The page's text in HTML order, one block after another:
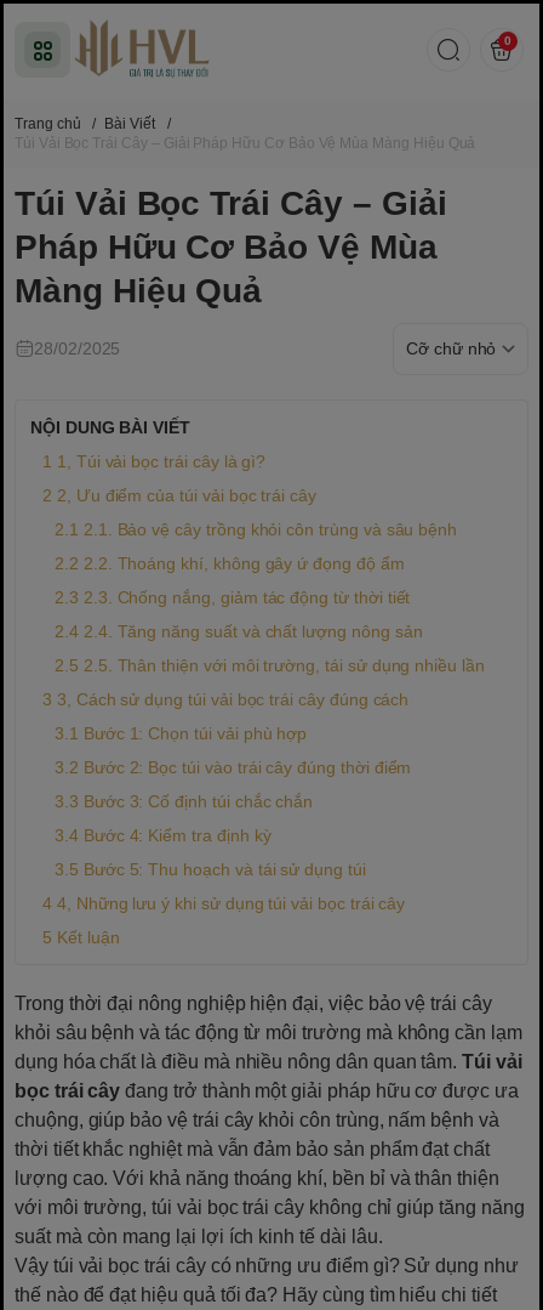
0
Trang chủ / Bài Viết
/
Túi Vải Bọc Trái Cây – Giải Pháp Hữu Cơ Bảo Vệ Mùa Màng Hiệu Quả
Túi Vải Bọc Trái Cây – Giải
Pháp Hữu Cơ Bảo Vệ Mùa
Màng Hiệu Quả
28/02/2025
NỘI DUNG BÀI VIẾT
1, Túi vải bọc trái cây là gì?
2, Ưu điểm của túi vải bọc trái cây
2.1. Bảo vệ cây trồng khỏi côn trùng và sâu bệnh
2.2. Thoáng khí, không gây ứ đọng độ ẩm
2.3. Chống nắng, giảm tác động từ thời tiết
2.4. Tăng năng suất và chất lượng nông sản
2.5. Thân thiện với môi trường, tái sử dụng nhiều lần
3, Cách sử dụng túi vải bọc trái cây đúng cách
Bước 1: Chọn túi vải phù hợp
Bước 2: Bọc túi vào trái cây đúng thời điểm
Bước 3: Cố định túi chắc chắn
Bước 4: Kiểm tra định kỳ
Bước 5: Thu hoạch và tái sử dụng túi
4, Những lưu ý khi sử dụng túi vải bọc trái cây
Kết luận
Trong thời đại nông nghiệp hiện đại, việc bảo vệ trái cây
khỏi sâu bệnh và tác động từ môi trường mà không cần lạm
dụng hóa chất là điều mà nhiều nông dân quan tâm.Túi vải
bọc trái cây đang trở thành một giải pháp hữu cơ được ưa
chuộng, giúp bảo vệ trái cây khỏi côn trùng, nấm bệnh và
thời tiết khắc nghiệt mà vẫn đảm bảo sản phẩm đạt chất
lượng cao. Với khả năng thoáng khí, bền bỉ và thân thiện
với môi trường, túi vải bọc trái cây không chỉ giúp tăng năng
suất mà còn mang lại lợi ích kinh tế dài lâu.
Vậy túi vải bọc trái cây có những ưu điểm gì? Sử dụng như
thế nào để đạt hiệu quả tối đa? Hãy cùng tìm hiểu chi tiết